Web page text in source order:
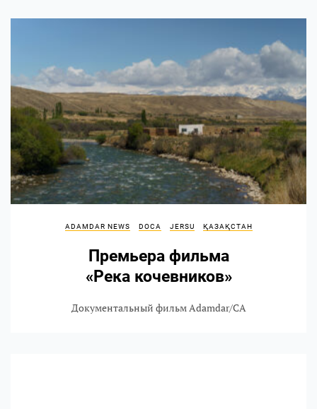
ADAMDAR NEWS DOCA JERSU ҚАЗАҚСТАН
Премьера фильма
«Река кочевников»
Документальный фильм Adamdar/CA